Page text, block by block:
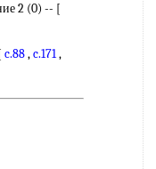
2 (0) -- [
c.88,c.171,